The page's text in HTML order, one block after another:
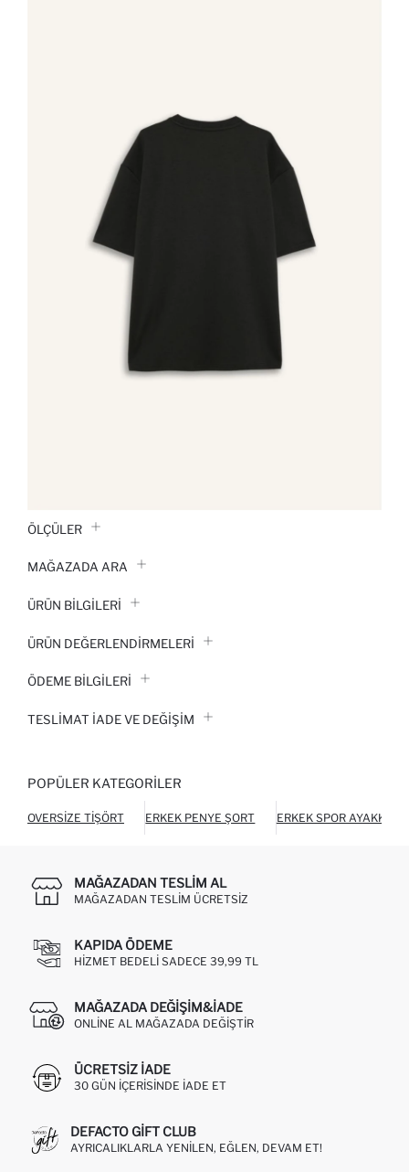
ÖLÇÜLER
MAĞAZADA ARA
ÜRÜN BILGILERI
ÜRÜN DEĞERLENDİRMELERİ
ÖDEME BİLGİLERİ
TESLIMAT İADE VE DEĞIŞIM
POPÜLER KATEGORILER
OVERSIZE TIŞÖRT ERKEK PENYE ŞORT ERKEK SPOR AYAKKABI
MAĞAZADAN TESLIM AL
MAĞAZADAN TESLIM ÜCRETSIZ
KAPIDA ÖDEME
HIZMET BEDELI SADECE 39,99 TL
MAĞAZADA DEĞIŞIM&İADE
ONLINE AL MAĞAZADA DEĞIŞTIR
ÜCRETSIZ IADE
30 GÜN IÇERISINDE IADE ET
DEFACTO GIFT CLUB
AYRICALIKLARLA YENILEN, EĞLEN, DEVAM ET!